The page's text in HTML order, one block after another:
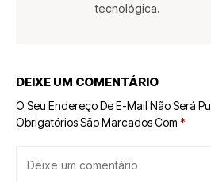
tecnológica.
DEIXE UM COMENTÁRIO
O Seu Endereço De E-Mail Não Será
Obrigatórios São Marcados Com *